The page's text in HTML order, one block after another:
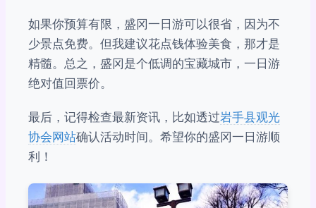
如果你预算有限，盛冈一日游可以很省，因为不
少景点免费。但我建议花点钱体验美食，那才是
精髓。总之，盛冈是个低调的宝藏城市，一日游
绝对值回票价。
最后，记得检查最新资讯，比如透过岩手县观光
协会网站确认活动时间。希望你的盛冈一日游顺
利！